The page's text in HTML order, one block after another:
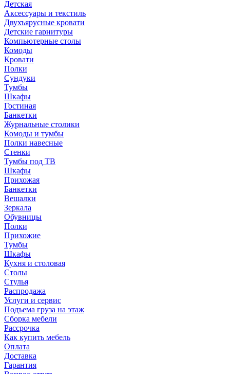
Детская
Аксессуары и текстиль
Двухъярусные кровати
Детские гарнитуры
Компьютерные столы
Комоды
Кровати
Полки
Сундуки
Тумбы
Шкафы
Гостиная
Банкетки
Журнальные столики
Комоды и тумбы
Полки навесные
Стенки
Тумбы под ТВ
Шкафы
Прихожая
Банкетки
Вешалки
Зеркала
Обувницы
Полки
Прихожие
Тумбы
Шкафы
Кухня и столовая
Столы
Стулья
Распродажа
Услуги и сервис
Подъема груза на этаж
Сборка мебели
Рассрочка
Как купить мебель
Оплата
Доставка
Гарантия